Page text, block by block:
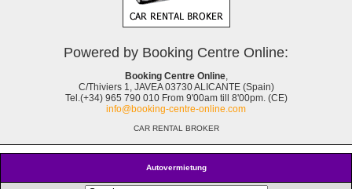
Autovermietung
Powered by Booking Centre Online:
Booking Centre Online,
C/Thiviers 1, JAVEA 03730 ALICANTE (Spain)
Tel.(+34) 965 790 010 From 9'00am till 8'00pm. (CE)
info@booking-centre-online.com
CAR RENTAL BROKER